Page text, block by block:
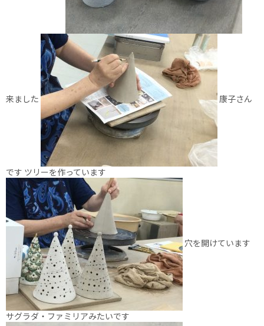
来ました 康子さん
です ツリーを作っています
穴を開けています
サグラダ・ファミリアみたいです